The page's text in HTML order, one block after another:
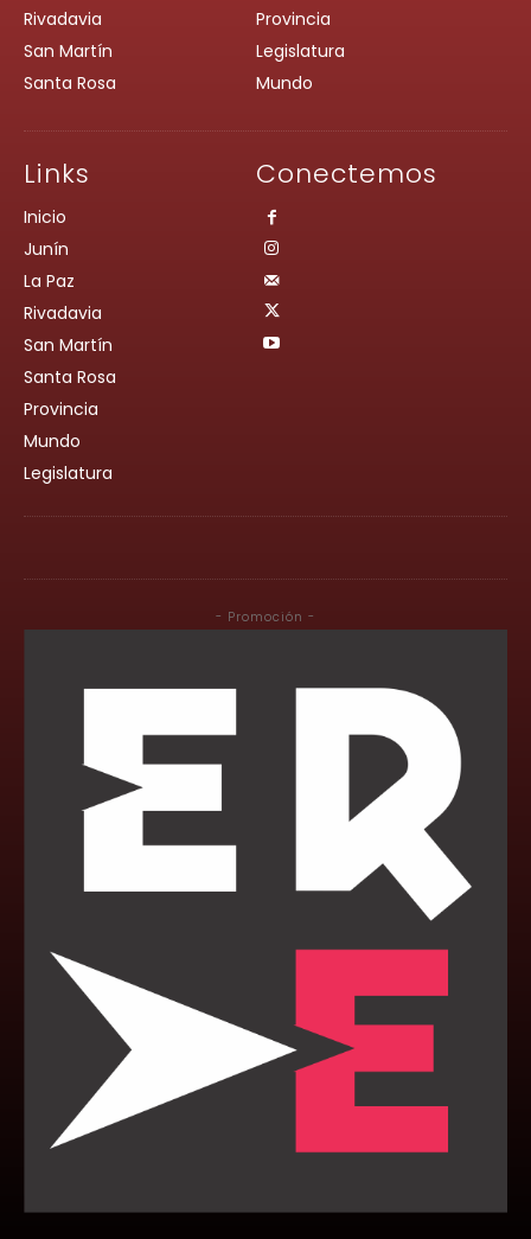
Rivadavia
San Martín
Santa Rosa
Provincia
Legislatura
Mundo
Links
Inicio
Junín
La Paz
Rivadavia
San Martín
Santa Rosa
Provincia
Mundo
Legislatura
Conectemos
- Promoción -